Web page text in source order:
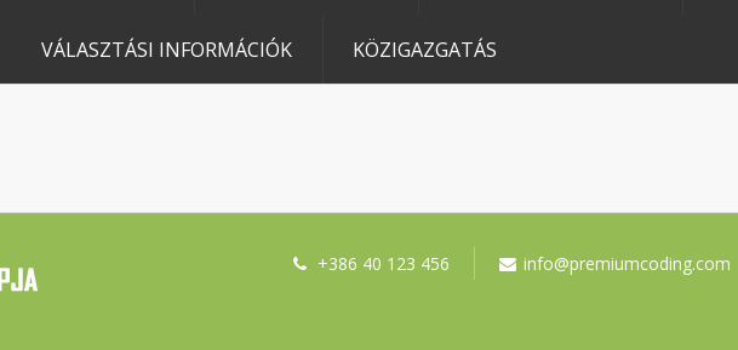
VÁLASZTÁSI INFORMÁCIÓK KÖZIGAZGATÁS
+386 40 123 456 info@premiumcoding.com